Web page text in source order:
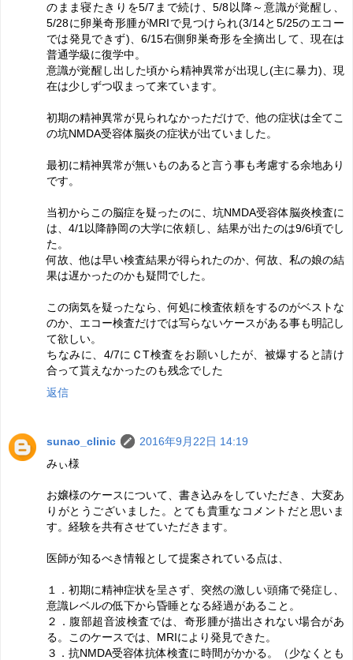
のまま寝たきりを5/7まで続け、5/8以降～意識が覚醒し、
5/28に卵巣奇形腫がMRIで見つけられ(3/14と5/25のエコー
では発見できず)、6/15右側卵巣奇形を全摘出して、現在は
普通学級に復学中。
意識が覚醒し出した頃から精神異常が出現し(主に暴力)、現
在は少しずつ収まって来ています。
初期の精神異常が見られなかっただけで、他の症状は全てこ
の坑NMDA受容体脳炎の症状が出ていました。
最初に精神異常が無いものあると言う事も考慮する余地あり
です。
当初からこの脳症を疑ったのに、坑NMDA受容体脳炎検査に
は、4/1以降静岡の大学に依頼し、結果が出たのは9/6頃でし
た。
何故、他は早い検査結果が得られたのか、何故、私の娘の結
果は遅かったのかも疑問でした。
この病気を疑ったなら、何処に検査依頼をするのがベストな
のか、エコー検査だけでは写らないケースがある事も明記し
て欲しい。
ちなみに、4/7にＣT検査をお願いしたが、被爆すると請け
合って貰えなかったのも残念でした
返信
sunao_clinic
2016年9月22日 14:19
みぃ様
お嬢様のケースについて、書き込みをしていただき、大変あ
りがとうございました。とても貴重なコメントだと思いま
す。経験を共有させていただきます。
医師が知るべき情報として提案されている点は、
１．初期に精神症状を呈さず、突然の激しい頭痛で発症し、
意識レベルの低下から昏睡となる経過があること。
２．腹部超音波検査では、奇形腫が描出されない場合があ
る。このケースでは、MRIにより発見できた。
３．抗NMDA受容体抗体検査に時間がかかる。（少なくとも